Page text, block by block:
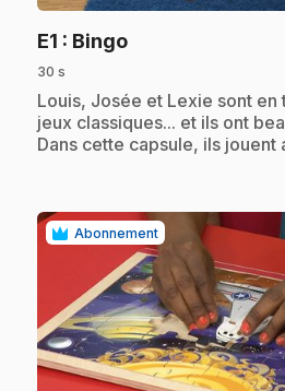
E1 : Bingo.
30 s
.Louis, Josée et Lexie sont en
jeux classiques... et ils ont
Dans cette capsule, ils jouent
Abonnement